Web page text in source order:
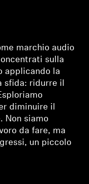
marchio audio
sulla
applicando la
sfida: ridurre il
diminuire il
Non siamo
da fare, ma
un piccolo